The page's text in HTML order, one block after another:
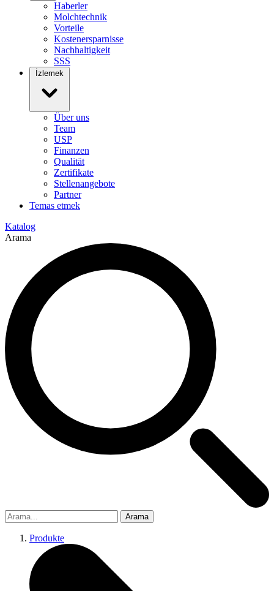
Haberler
Molchtechnik
Vorteile
Kostenersparnisse
Nachhaltigkeit
SSS
İzlemek
Über uns
Team
USP
Finanzen
Qualität
Zertifikate
Stellenangebote
Partner
Temas etmek
Katalog
Arama
Arama
Produkte